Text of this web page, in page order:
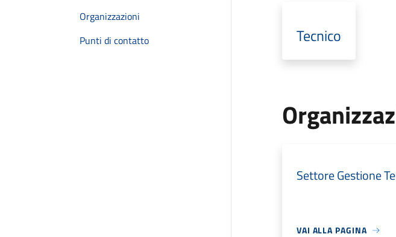
Organizzazioni
Punti di contatto
Tecnico
Settore Gestione
VAI ALLA PAGINA